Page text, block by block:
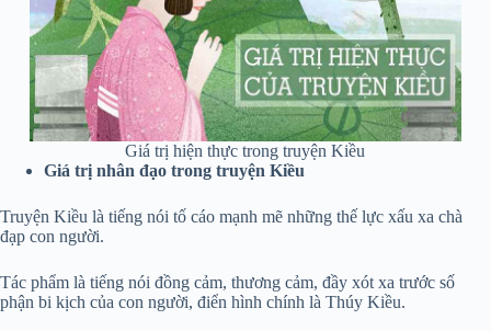
Giá trị hiện thực trong truyện Kiều
Giá trị nhân đạo trong truyện Kiều
Truyện Kiều là tiếng nói tố cáo mạnh mẽ những thế lực xấu xa chà
đạp con người.
Tác phẩm là tiếng nói đồng cảm, thương cảm, đầy xót xa trước số
phận bi kịch của con người, điển hình chính là Thúy Kiều.